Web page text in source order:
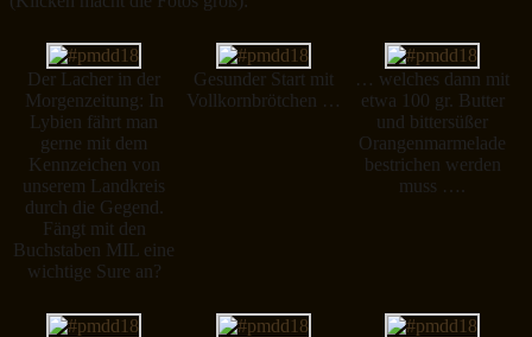
Der Lacher in der
Morgenzeitung: In
Lybien fährt man
gerne mit dem
Kennzeichen von
unserem Landkreis
durch die Gegend.
Fängt mit den
Buchstaben MIL eine
wichtige Sure an?
Gesunder Start mit
Vollkornbrötchen …
… welches dann mit
etwa 100 gr. Butter
und bittersüßer
Orangenmarmelade
bestrichen werden
muss ….